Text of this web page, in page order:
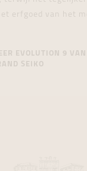
erfgoed van het
EVOLUTION 9
SEIKO